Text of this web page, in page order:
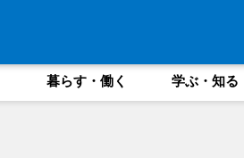
暮らす・働く 学ぶ・知る